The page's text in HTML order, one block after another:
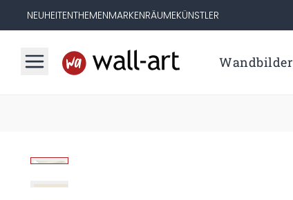
NEUHEITENTHEMENMARKENRÄUMEKÜNSTLER
Wandbilder